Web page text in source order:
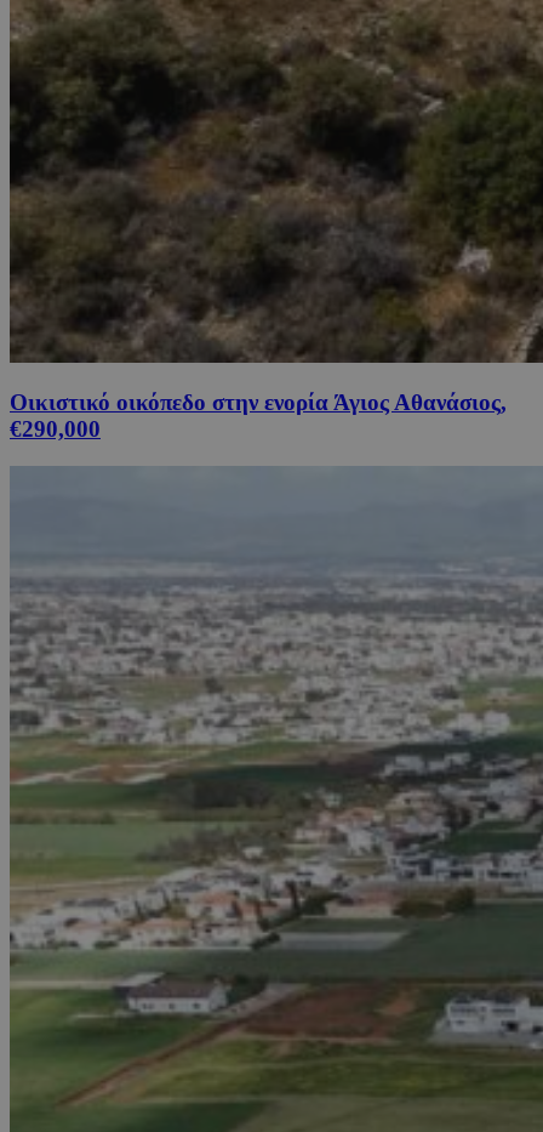
Οικιστικό οικόπεδο στην ενορία Άγιος Αθανάσιος,
€290,000